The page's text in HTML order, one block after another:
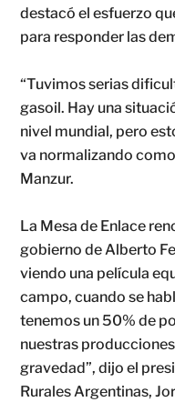
destacó el esfuerzo
para responder las
“Tuvimos serias
gasoil. Hay una
nivel mundial, pero
va normalizando
Manzur.
La Mesa de Enlace
gobierno de Alberto
viendo una película
campo, cuando se
tenemos un 50% de
nuestras
gravedad”, dijo el
Rurales Argentinas,